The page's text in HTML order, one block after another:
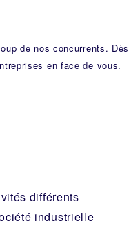
de nos concurrents. Dès
en face de vous.
différents
industrielle